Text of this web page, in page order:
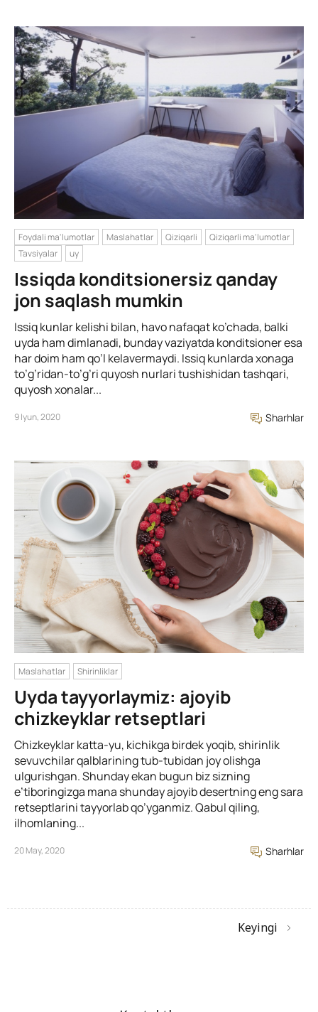
Foydali ma'lumotlar Maslahatlar Qiziqarli
Qiziqarli ma'lumotlar
Tavsiyalar
uy
Issiqda konditsionersiz qanday
jon saqlash mumkin
Issiq kunlar kelishi bilan, havo nafaqat ko’chada, balki
uyda ham dimlanadi, bunday vaziyatda konditsioner esa
har doim ham qo’l kelavermaydi. Issiq kunlarda xonaga
to’g’ridan-to’g’ri quyosh nurlari tushishidan tashqari,
quyosh xonalar...
9 Iyun, 2020 Sharhlar
Maslahatlar Shirinliklar
Uyda tayyorlaymiz: ajoyib
chizkeyklar retseptlari
Chizkeyklar katta-yu, kichikga birdek yoqib, shirinlik
sevuvchilar qalblarining tub-tubidan joy olishga
ulgurishgan. Shunday ekan bugun biz sizning
e’tiboringizga mana shunday ajoyib desertning eng sara
retseptlarini tayyorlab qo’yganmiz. Qabul qiling,
ilhomlaning...
20 May, 2020 Sharhlar
Keyingi